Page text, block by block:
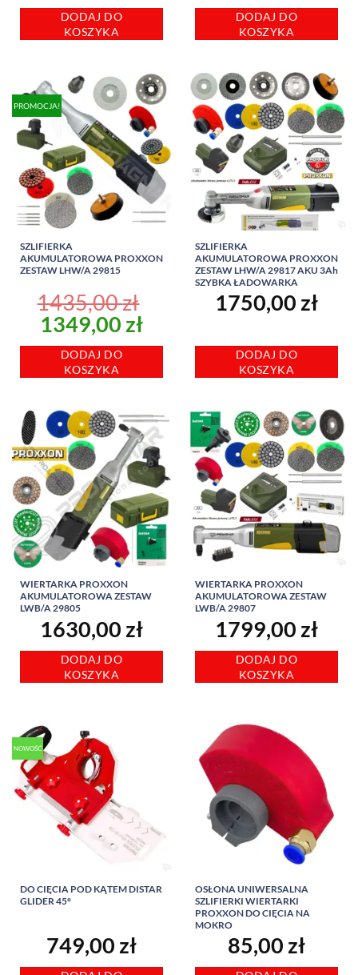
DODAJ DO
KOSZYKA
DODAJ DO
KOSZYKA
PROMOCJA!
SZLIFIERKA
AKUMULATOROWA PROXXON
ZESTAW LHW/A 29815
1435,00zł
Pierwotna
cena
wynosiła:
1349,00 złAktualna
cena
DODAJ DO
KOSZYKA
SZLIFIERKA
AKUMULATOROWA PROXXON
ZESTAW LHW/A 29817 AKU 3Ah
SZYBKA ŁADOWARKA
1750,00 zł
DODAJ DO
KOSZYKA
WIERTARKA PROXXON
AKUMULATOROWA ZESTAW
LWB/A 29805
1630,00 zł
DODAJ DO
KOSZYKA
WIERTARKA PROXXON
AKUMULATOROWA ZESTAW
LWB/A 29807
1799,00 zł
DODAJ DO
KOSZYKA
NOWOŚĆ
DO CIĘCIA POD KĄTEM DISTAR
GLIDER 45°
749,00 zł
OSŁONA UNIWERSALNA
SZLIFIERKI WIERTARKI
PROXXON DO CIĘCIA NA
MOKRO
85,00 zł